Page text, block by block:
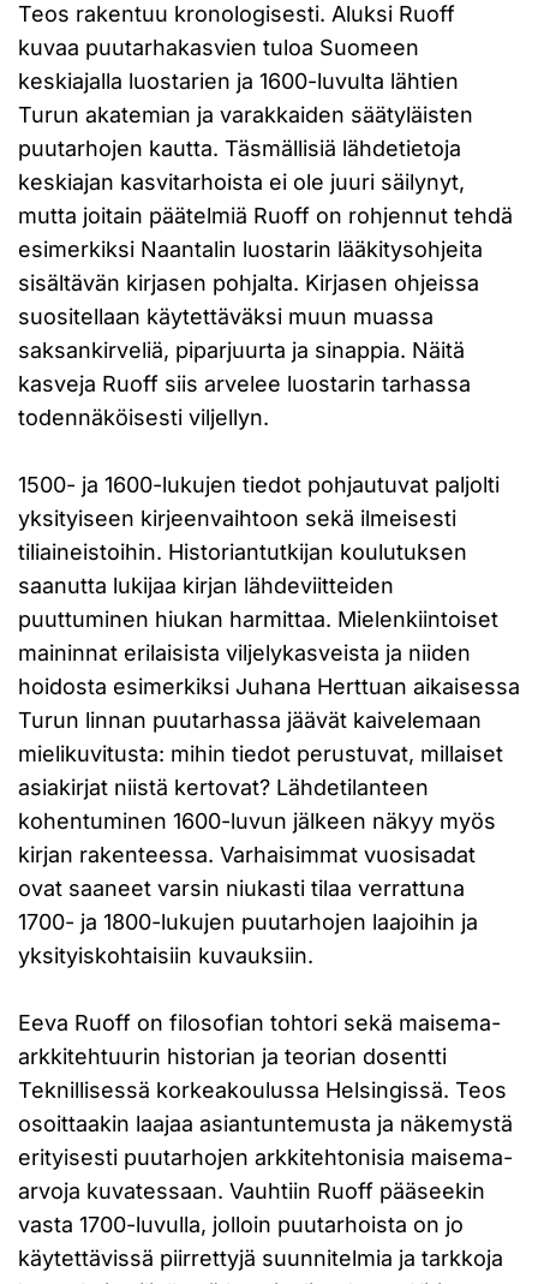
Teos rakentuu kronologisesti. Aluksi Ruoff
kuvaa puutarhakasvien tuloa Suomeen
keskiajalla luostarien ja 1600-luvulta lähtien
Turun akatemian ja varakkaiden säätyläisten
puutarhojen kautta. Täsmällisiä lähdetietoja
keskiajan kasvitarhoista ei ole juuri säilynyt,
mutta joitain päätelmiä Ruoff on rohjennut tehdä
esimerkiksi Naantalin luostarin lääkitysohjeita
sisältävän kirjasen pohjalta. Kirjasen ohjeissa
suositellaan käytettäväksi muun muassa
saksankirveliä, piparjuurta ja sinappia. Näitä
kasveja Ruoff siis arvelee luostarin tarhassa
todennäköisesti viljellyn.
1500- ja 1600-lukujen tiedot pohjautuvat paljolti
yksityiseen kirjeenvaihtoon sekä ilmeisesti
tiliaineistoihin. Historiantutkijan koulutuksen
saanutta lukijaa kirjan lähdeviitteiden
puuttuminen hiukan harmittaa. Mielenkiintoiset
maininnat erilaisista viljelykasveista ja niiden
hoidosta esimerkiksi Juhana Herttuan aikaisessa
Turun linnan puutarhassa jäävät kaivelemaan
mielikuvitusta: mihin tiedot perustuvat, millaiset
asiakirjat niistä kertovat? Lähdetilanteen
kohentuminen 1600-luvun jälkeen näkyy myös
kirjan rakenteessa. Varhaisimmat vuosisadat
ovat saaneet varsin niukasti tilaa verrattuna
1700- ja 1800-lukujen puutarhojen laajoihin ja
yksityiskohtaisiin kuvauksiin.
Eeva Ruoff on filosofian tohtori sekä maisema-
arkkitehtuurin historian ja teorian dosentti
Teknillisessä korkeakoulussa Helsingissä. Teos
osoittaakin laajaa asiantuntemusta ja näkemystä
erityisesti puutarhojen arkkitehtonisia maisema-
arvoja kuvatessaan. Vauhtiin Ruoff pääseekin
vasta 1700-luvulla, jolloin puutarhoista on jo
käytettävissä piirrettyjä suunnitelmia ja tarkkoja